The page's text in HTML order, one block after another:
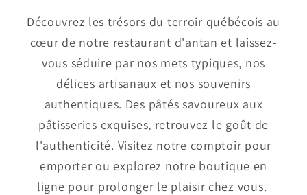
Découvrez les trésors du terroir québécois au
cœur de notre restaurant d'antan et laissez-
vous séduire par nos mets typiques, nos
délices artisanaux et nos souvenirs
authentiques. Des pâtés savoureux aux
pâtisseries exquises, retrouvez le goût de
l'authenticité. Visitez notre comptoir pour
emporter ou explorez notre boutique en
ligne pour prolonger le plaisir chez vous.